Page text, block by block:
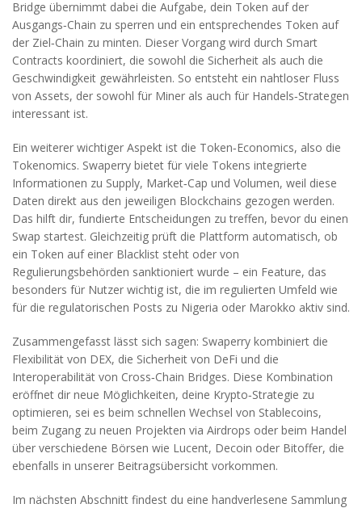
Bridge übernimmt dabei die Aufgabe, dein Token auf der
Ausgangs‑Chain zu sperren und ein entsprechendes Token auf
der Ziel‑Chain zu minten. Dieser Vorgang wird durch Smart
Contracts koordiniert, die sowohl die Sicherheit als auch die
Geschwindigkeit gewährleisten. So entsteht ein nahtloser Fluss
von Assets, der sowohl für Miner als auch für Handels‑Strategen
interessant ist.
Ein weiterer wichtiger Aspekt ist die Token‑Economics, also die
Tokenomics. Swaperry bietet für viele Tokens integrierte
Informationen zu Supply, Market‑Cap und Volumen, weil diese
Daten direkt aus den jeweiligen Blockchains gezogen werden.
Das hilft dir, fundierte Entscheidungen zu treffen, bevor du einen
Swap startest. Gleichzeitig prüft die Plattform automatisch, ob
ein Token auf einer Blacklist steht oder von
Regulierungsbehörden sanktioniert wurde – ein Feature, das
besonders für Nutzer wichtig ist, die im regulierten Umfeld wie
für die regulatorischen Posts zu Nigeria oder Marokko aktiv sind.
Zusammengefasst lässt sich sagen: Swaperry kombiniert die
Flexibilität von DEX, die Sicherheit von DeFi und die
Interoperabilität von Cross‑Chain Bridges. Diese Kombination
eröffnet dir neue Möglichkeiten, deine Krypto‑Strategie zu
optimieren, sei es beim schnellen Wechsel von Stablecoins,
beim Zugang zu neuen Projekten via Airdrops oder beim Handel
über verschiedene Börsen wie Lucent, Decoin oder Bitoffer, die
ebenfalls in unserer Beitragsübersicht vorkommen.
Im nächsten Abschnitt findest du eine handverlesene Sammlung